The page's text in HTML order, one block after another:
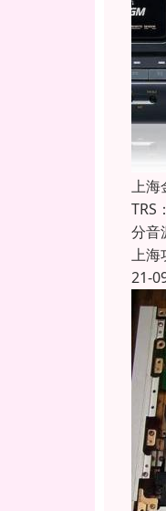
上海
TRS
分音
上海
21-